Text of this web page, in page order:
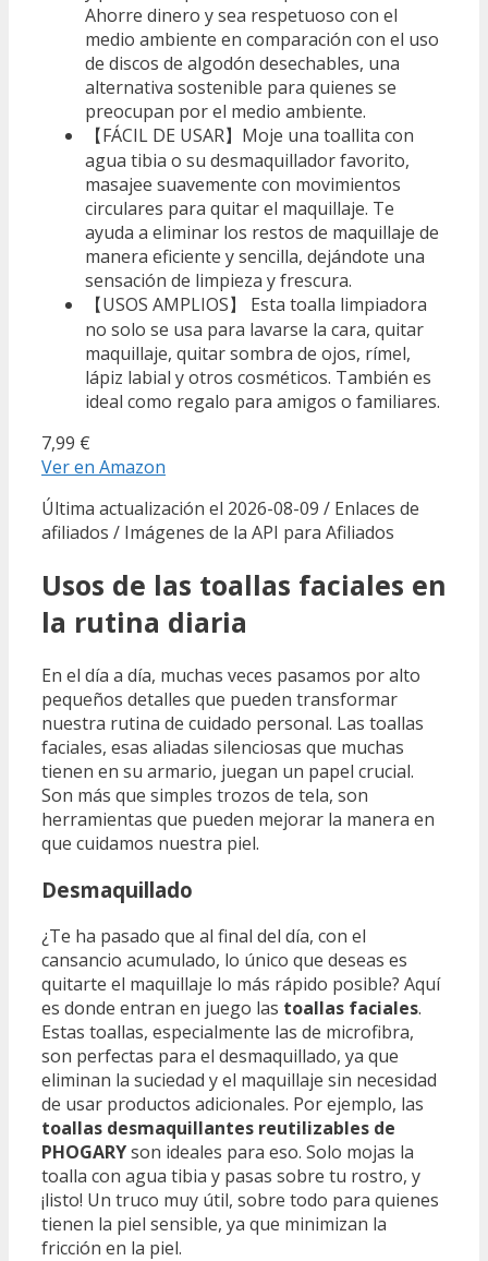
Ahorre dinero y sea respetuoso con el
medio ambiente en comparación con el uso
de discos de algodón desechables, una
alternativa sostenible para quienes se
preocupan por el medio ambiente.
【FÁCIL DE USAR】Moje una toallita con
agua tibia o su desmaquillador favorito,
masajee suavemente con movimientos
circulares para quitar el maquillaje. Te
ayuda a eliminar los restos de maquillaje de
manera eficiente y sencilla, dejándote una
sensación de limpieza y frescura.
【USOS AMPLIOS】 Esta toalla limpiadora
no solo se usa para lavarse la cara, quitar
maquillaje, quitar sombra de ojos, rímel,
lápiz labial y otros cosméticos. También es
ideal como regalo para amigos o familiares.
7,99 €
Ver en Amazon
Última actualización el 2026-08-09 / Enlaces de
afiliados / Imágenes de la API para Afiliados
Usos de las toallas faciales en
la rutina diaria
En el día a día, muchas veces pasamos por alto
pequeños detalles que pueden transformar
nuestra rutina de cuidado personal. Las toallas
faciales, esas aliadas silenciosas que muchas
tienen en su armario, juegan un papel crucial.
Son más que simples trozos de tela, son
herramientas que pueden mejorar la manera en
que cuidamos nuestra piel.
Desmaquillado
¿Te ha pasado que al final del día, con el
cansancio acumulado, lo único que deseas es
quitarte el maquillaje lo más rápido posible? Aquí
es donde entran en juego las toallas faciales.
Estas toallas, especialmente las de microfibra,
son perfectas para el desmaquillado, ya que
eliminan la suciedad y el maquillaje sin necesidad
de usar productos adicionales. Por ejemplo, las
toallas desmaquillantes reutilizables de
PHOGARYson ideales para eso. Solo mojas la
toalla con agua tibia y pasas sobre tu rostro, y
¡listo! Un truco muy útil, sobre todo para quienes
tienen la piel sensible, ya que minimizan la
fricción en la piel.